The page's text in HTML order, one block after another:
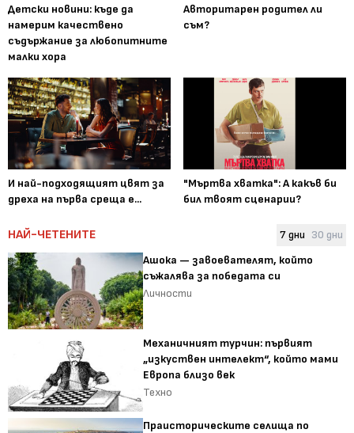
Детски новини: къде да
намерим качествено
съдържание за любопитните
малки хора
Авторитарен родител ли
съм?
И най-подходящият цвят за
дреха на първа среща е...
"Мъртва хватка": А какъв би
бил твоят сценарии?
НАЙ-ЧЕТЕНИТЕ 7 дни 30 дни
Ашока — завоевателят, който
съжалява за победата си
Личности
Механичният турчин: първият
„изкуствен интелект“, който мами
Европа близо век
Техно
Праисторическите селища по